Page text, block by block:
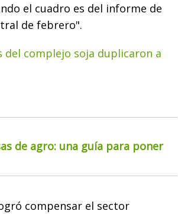
el cuadro es del informe de
de febrero".
del complejo soja duplicaron a
de agro: una guía para poner
compensar el sector